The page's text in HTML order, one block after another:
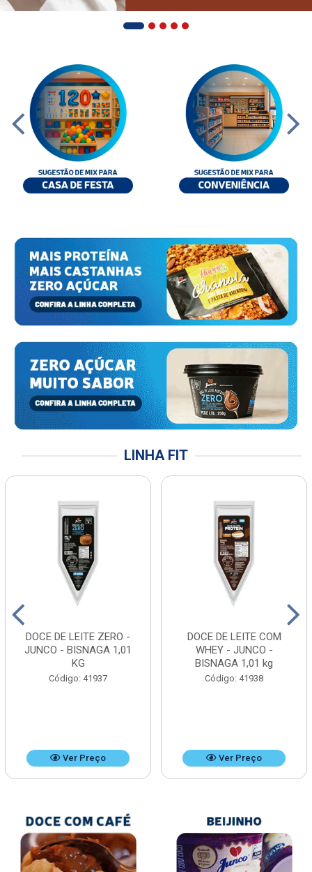
LINHA FIT
DOCE DE LEITE ZERO -
JUNCO - BISNAGA 1,01
KG
Código: 41937
Ver Preço
DOCE DE LEITE COM
WHEY - JUNCO -
BISNAGA 1,01 kg
Código: 41938
Ver Preço